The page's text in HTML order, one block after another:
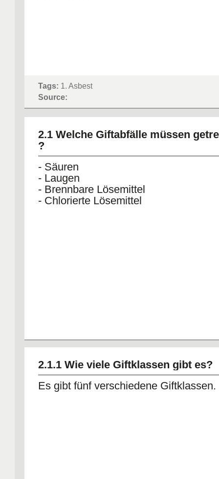
Tags: 1. Asbest
Source:
2.1 Welche Giftabfälle müssen
?
- Säuren
- Laugen
- Brennbare Lösemittel
- Chlorierte Lösemittel
2.1.1 Wie viele Giftklassen gibt es?
Es gibt fünf verschiedene Giftklassen.